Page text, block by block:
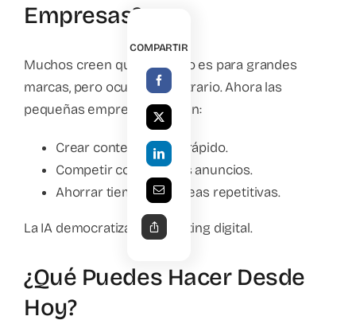
Empresas?
Muchos creen que la IA solo es para grandes
marcas, pero ocurre lo contrario. Ahora las
pequeñas empresas pueden:
Crear contenido más rápido.
Competir con mejores anuncios.
Ahorrar tiempo en tareas repetitivas.
La IA democratiza el marketing digital.
¿Qué Puedes Hacer Desde
Hoy?
COMPARTIR